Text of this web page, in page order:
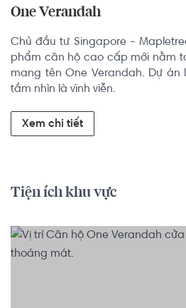
One Verandah
Chủ đầu tư Singapore -
phẩm căn hộ cao cấp mới nằm
mang tên One Verandah. Dự
tầm nhìn là vĩnh viễn.
Xem chi tiết
Tiện ích khu vực